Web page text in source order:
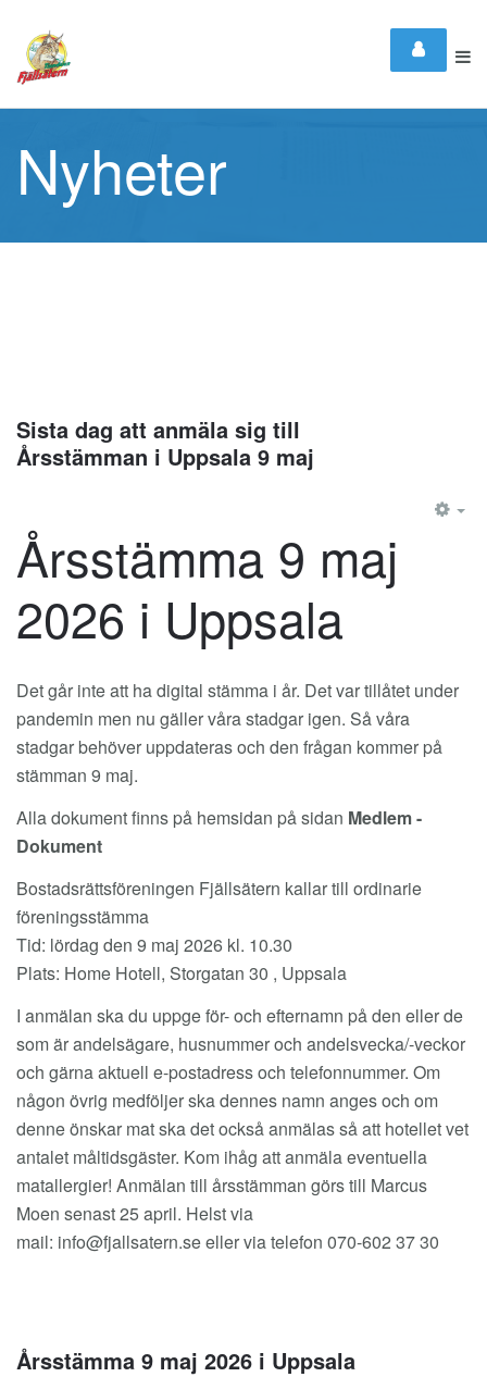
Nyheter
Sista dag att anmäla sig till
Årsstämman i Uppsala 9 maj
Årsstämma 9 maj
2026 i Uppsala
Det går inte att ha digital stämma i år. Det var tillåtet under
pandemin men nu gäller våra stadgar igen. Så våra
stadgar behöver uppdateras och den frågan kommer på
stämman 9 maj.
Alla dokument finns på hemsidan på sidan Medlem -
Dokument
Bostadsrättsföreningen Fjällsätern kallar till ordinarie
föreningsstämma
Tid: lördag den 9 maj 2026 kl. 10.30
Plats: Home Hotell, Storgatan 30 , Uppsala
I anmälan ska du uppge för- och efternamn på den eller de
som är andelsägare, husnummer och andelsvecka/-veckor
och gärna aktuell e-postadress och telefonnummer. Om
någon övrig medföljer ska dennes namn anges och om
denne önskar mat ska det också anmälas så att hotellet vet
antalet måltidsgäster. Kom ihåg att anmäla eventuella
matallergier! Anmälan till årsstämman görs till Marcus
Moen senast 25 april. Helst via
mail: info@fjallsatern.seeller via telefon 070-602 37 30
Årsstämma 9 maj 2026 i Uppsala